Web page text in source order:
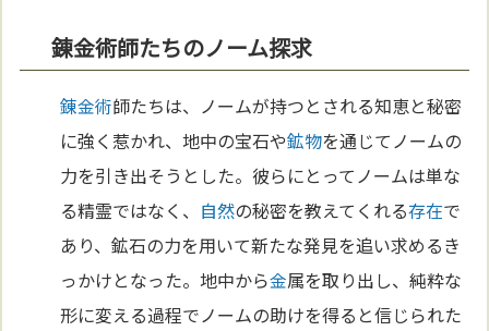
錬金術師たちのノーム探求
錬金術師たちは、ノームが持つとされる知恵と秘密
に強く惹かれ、地中の宝石や鉱物を通じてノームの
力を引き出そうとした。彼らにとってノームは単な
る精霊ではなく、 自然の秘密を教えてくれる存在で
あり、鉱石の力を用いて新たな発見を追い求めるき
っかけとなった。地中から金属を取り出し、純粋な
形に変える過程でノームの助けを得ると信じられた